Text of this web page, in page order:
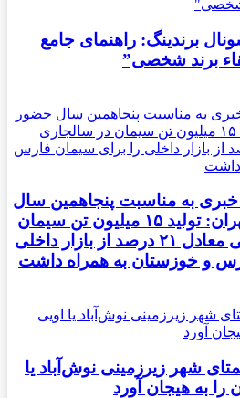
برندینگ: راهنمای جامع
برند شخصی”
به مناسبت پنجاهمین سال
حضور در بورس تهران: تولید ۱۵ میلیون تن سیمان
در سالجاری سهمی معادل ۲۱ درصد از بازار داخلی
و خوزستان به همراه داشت
شهر زیرزمینی نوش‌آباد یا
را به هیجان آورد